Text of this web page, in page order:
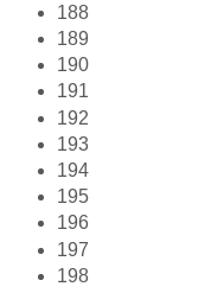
188
189
190
191
192
193
194
195
196
197
198